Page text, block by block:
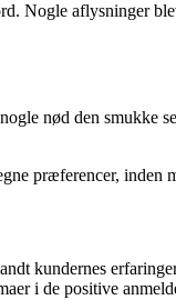
Nogle aflysninger
nød den
præferencer, inden
kundernes
i de positive